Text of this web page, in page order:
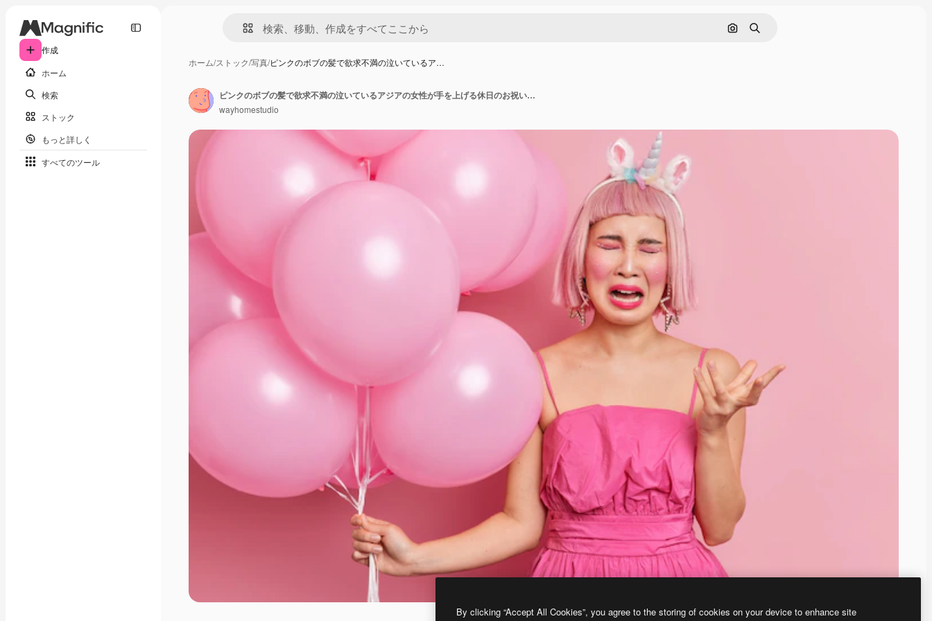
作成
ホーム
検索
ストック
もっと詳しく
すべてのツール
画像で検索
検索
ホーム/ストック/写真/ピンクのボブの髪で欲求不満の泣いているア…
ピンクのボブの髪で欲求不満の泣いているアジアの女性が手を上げる休日のお祝いだけのために悲しげな表情が動揺している
wayhomestudio
By clicking “Accept All Cookies”, you agree to the storing of cookies on your device to enhance site